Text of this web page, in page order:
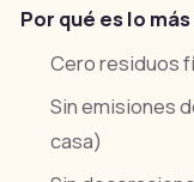
Por qué es lo
Cero residuos
Sin emisiones
casa)